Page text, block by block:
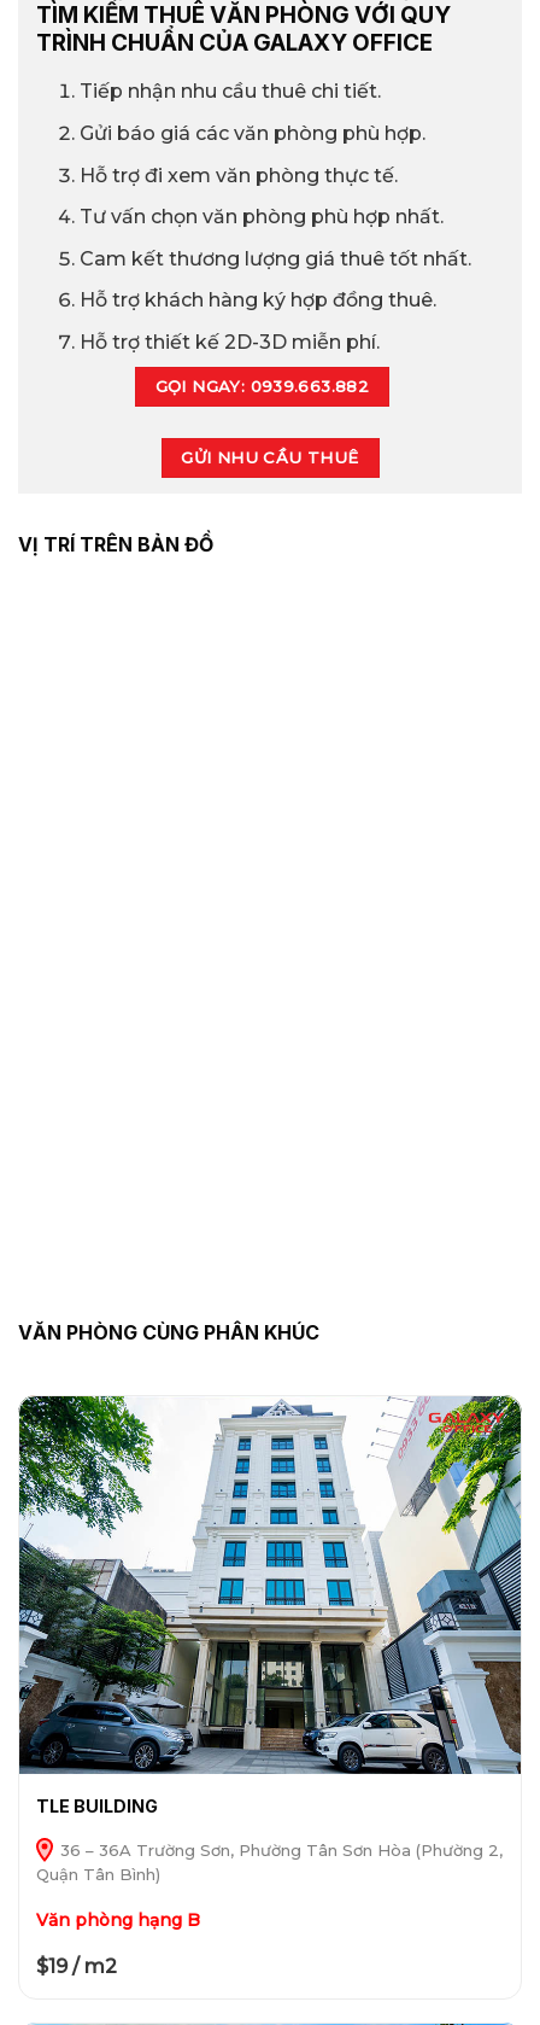
TÌM KIẾM THUÊ VĂN PHÒNG VỚI QUY
TRÌNH CHUẨN CỦA GALAXY OFFICE
Tiếp nhận nhu cầu thuê chi tiết.
Gửi báo giá các văn phòng phù hợp.
Hỗ trợ đi xem văn phòng thực tế.
Tư vấn chọn văn phòng phù hợp nhất.
Cam kết thương lượng giá thuê tốt nhất.
Hỗ trợ khách hàng ký hợp đồng thuê.
Hỗ trợ thiết kế 2D-3D miễn phí.
GỌI NGAY: 0939.663.882
GỬI NHU CẦU THUÊ
VỊ TRÍ TRÊN BẢN ĐỒ
VĂN PHÒNG CÙNG PHÂN KHÚC
TLE BUILDING
36 – 36A Trường Sơn, Phường Tân Sơn Hòa (Phường 2,
Quận Tân Bình)
Văn phòng hạng B
$19 / m2